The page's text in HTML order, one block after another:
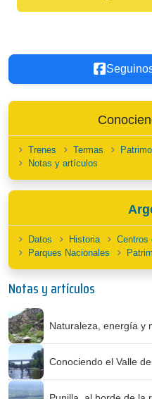
Trenes Termas
Notas y artículos
Datos Historia Centros
Parques Nacionales
Notas y artículos
Naturaleza, energía y
Conociendo el Valle